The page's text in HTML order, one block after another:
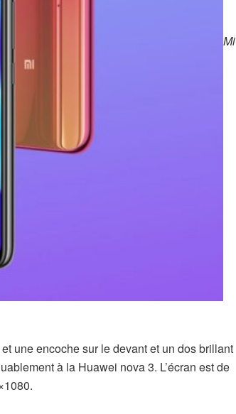
Mi
une encoche sur le devant et un dos brillant
à la Huawei nova 3. L’écran est de